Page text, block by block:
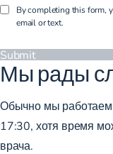
By completing this form,
email or text.
Submit
Мы рады
Обычно мы работаем
17:30, хотя время
врача.